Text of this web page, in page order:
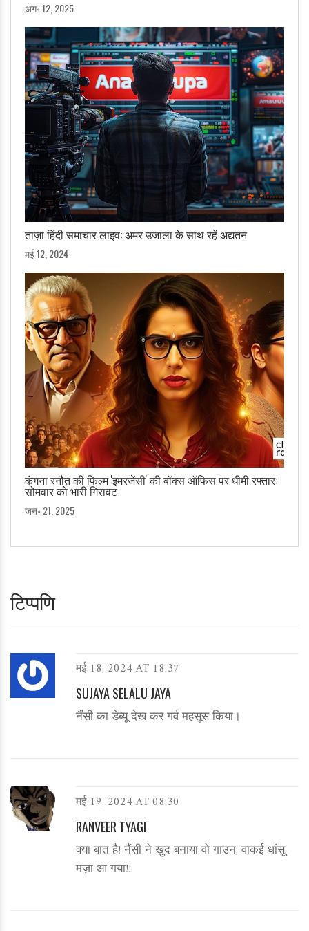
अग॰ 12, 2025
ताज़ा हिंदी समाचार लाइव: अमर उजाला के साथ रहें अद्यतन
मई 12, 2024
कंगना रनौत की फिल्म 'इमरजेंसी' की बॉक्स ऑफिस पर धीमी रफ्तार:
सोमवार को भारी गिरावट
जन॰ 21, 2025
टिप्पणि
मई 18, 2024 AT 18:37
SUJAYA SELALU JAYA
नैंसी का डेब्यू देख कर गर्व महसूस किया।
मई 19, 2024 AT 08:30
RANVEER TYAGI
क्या बात है! नैंसी ने खुद बनाया वो गाउन, वाकई धांसू,
मज़ा आ गया!!